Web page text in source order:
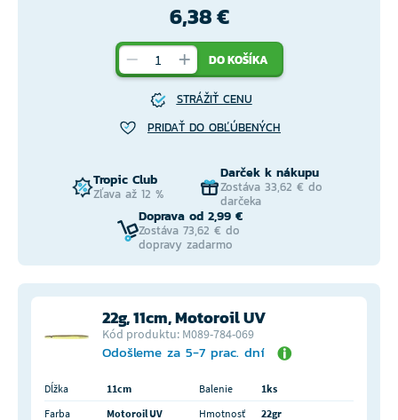
6,38 €
DO KOŠÍKA
STRÁŽIŤ CENU
PRIDAŤ DO OBĽÚBENÝCH
Tropic Club
Zľava až 12 %
Darček k nákupu
Zostáva 33,62 € do
darčeka
Doprava od 2,99 €
Zostáva 73,62 € do
dopravy zadarmo
22g, 11cm, Motoroil UV
Kód produktu: M089-784-069
Odošleme za 5-7 prac. dní
Dĺžka 11cm Balenie
1ks
Farba
Motoroil UV Hmotnosť 22gr